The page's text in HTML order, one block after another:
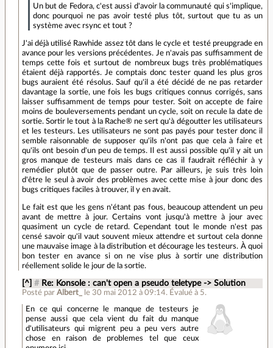
Un but de Fedora, c'est aussi d'avoir la communauté qui s'implique,
donc pourquoi ne pas avoir testé plus tôt, surtout que tu as un
système avec rsync et tout ?
J'ai déjà utilisé Rawhide assez tôt dans le cycle et testé preupgrade en
avance pour les versions précédentes. Je n'avais pas suffisamment de
temps cette fois et surtout de nombreux bugs très problématiques
étaient déjà rapportés. Je comptais donc tester quand les plus gros
bugs auraient été résolus. Sauf qu'il a été décidé de ne pas retarder
davantage la sortie, une fois les bugs critiques connus corrigés, sans
laisser suffisamment de temps pour tester. Soit on accepte de faire
moins de bouleversements pendant un cycle, soit on recule la date de
sortie. Sortir le tout à la Rache® ne sert qu'à dégoutter les utilisateurs
et les testeurs. Les utilisateurs ne sont pas payés pour tester donc il
semble raisonnable de supposer qu'ils n'ont pas que cela à faire et
qu'ils ont besoin d'un peu de temps. Il est aussi possible qu'il y ait un
gros manque de testeurs mais dans ce cas il faudrait réfléchir à y
remédier plutôt que de passer outre. Par ailleurs, je suis très loin
d'être le seul à avoir des problèmes avec cette mise à jour donc des
bugs critiques faciles à trouver, il y en avait.
Le fait est que les gens n'étant pas fous, beaucoup attendent un peu
avant de mettre à jour. Certains vont jusqu'à mettre à jour avec
quasiment un cycle de retard. Cependant tout le monde n'est pas
censé savoir qu'il vaut souvent mieux attendre et surtout cela donne
une mauvaise image à la distribution et décourage les testeurs. À quoi
bon tester en avance si on ne vise plus à sortir une distribution
réellement solide le jour de la sortie.
[^] # Re: Konsole : can't open a pseudo teletype -> Solution
Posté parAlbert_ le 30 mai 2012 à 09:14. Évalué à 5.
En ce qui concerne le manque de testeurs je
pense aussi que cela vient du fait du manque
d'utilisateurs qui migrent peu a peu vers autre
chose en raison de problemes tel que ceux